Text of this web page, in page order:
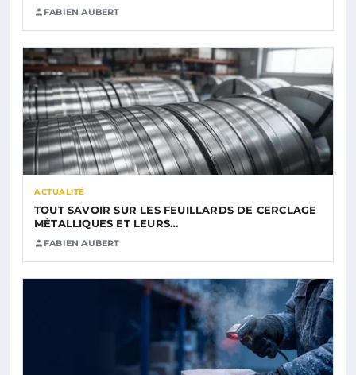
FABIEN AUBERT
ACTUALITÉ
TOUT SAVOIR SUR LES FEUILLARDS DE CERCLAGE
MÉTALLIQUES ET LEURS…
FABIEN AUBERT